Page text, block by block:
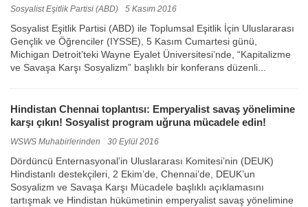
Sosyalist Eşitlik Partisi (ABD) 5 Kasım 2016
Sosyalist Eşitlik Partisi (ABD) ile Toplumsal Eşitlik İçin Uluslararası
Gençlik ve Öğrenciler (IYSSE), 5 Kasım Cumartesi günü,
Michigan Detroit’teki Wayne Eyalet Üniversitesi’nde, “Kapitalizme
ve Savaşa Karşı Sosyalizm” başlıklı bir konferans düzenli...
Hindistan Chennai toplantısı: Emperyalist savaş yönelimine
karşı çıkın! Sosyalist program uğruna mücadele edin!
WSWS Muhabirlerinden 30 Eylül 2016
Dördüncü Enternasyonal’in Uluslararası Komitesi’nin (DEUK)
Hindistanlı destekçileri, 2 Ekim’de, Chennai’de, DEUK’un
Sosyalizm ve Savaşa Karşı Mücadele başlıklı açıklamasını
tartışmak ve Hindistan hükümetinin emperyalist savaş yönelimine